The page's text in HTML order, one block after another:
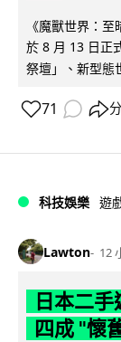
《魔獸世界：
於 8 月 13 日正
祭壇」、新型態
71
科技娛樂 遊
Lawton 12
日本二
四成 "懷